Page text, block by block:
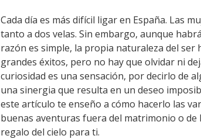
Cada día es más difícil ligar en España. Las
tanto a dos velas. Sin embargo, aunque
razón es simple, la propia naturaleza del
grandes éxitos, pero no hay que olvidar ni
curiosidad es una sensación, por decirlo de
una sinergia que resulta en un deseo
este artículo te enseño a cómo hacerlo las
buenas aventuras fuera del matrimonio o de
regalo del cielo para ti.